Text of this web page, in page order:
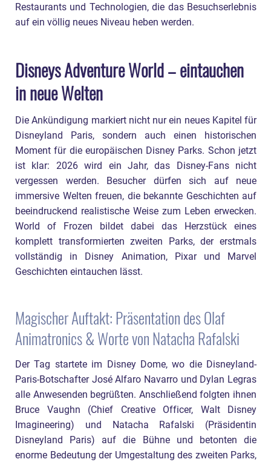
Restaurants und Technologien, die das Besuchserlebnis
auf ein völlig neues Niveau heben werden.
Disneys Adventure World – eintauchen
in neue Welten
Die Ankündigung markiert nicht nur ein neues Kapitel für
Disneyland Paris, sondern auch einen historischen
Moment für die europäischen Disney Parks. Schon jetzt
ist klar: 2026 wird ein Jahr, das Disney-Fans nicht
vergessen werden. Besucher dürfen sich auf neue
immersive Welten freuen, die bekannte Geschichten auf
beeindruckend realistische Weise zum Leben erwecken.
World of Frozen bildet dabei das Herzstück eines
komplett transformierten zweiten Parks, der erstmals
vollständig in Disney Animation, Pixar und Marvel
Geschichten eintauchen lässt.
Magischer Auftakt: Präsentation des Olaf
Animatronics & Worte von Natacha Rafalski
Der Tag startete im Disney Dome, wo die Disneyland-
Paris-Botschafter José Alfaro Navarro und Dylan Legras
alle Anwesenden begrüßten. Anschließend folgten ihnen
Bruce Vaughn (Chief Creative Officer, Walt Disney
Imagineering) und Natacha Rafalski (Präsidentin
Disneyland Paris) auf die Bühne und betonten die
enorme Bedeutung der Umgestaltung des zweiten Parks,